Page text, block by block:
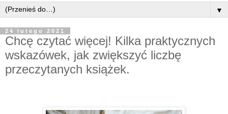
▼
24 lutego 2021
Chcę czytać więcej! Kilka praktycznych
wskazówek, jak zwiększyć liczbę
przeczytanych książek.